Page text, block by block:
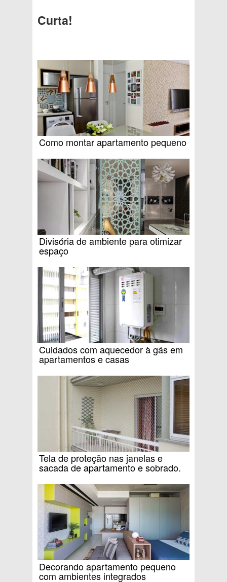
Curta!
Como montar apartamento pequeno
Divisória de ambiente para otimizar
espaço
Cuidados com aquecedor à gás em
apartamentos e casas
Tela de proteção nas janelas e
sacada de apartamento e sobrado.
Decorando apartamento pequeno
com ambientes integrados